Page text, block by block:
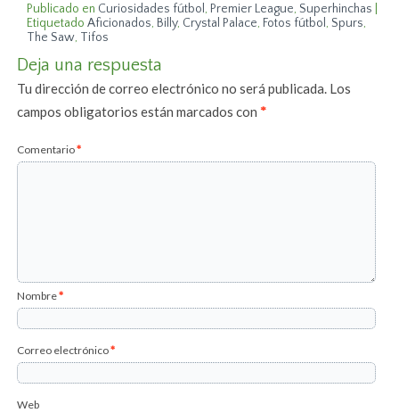
Publicado en Curiosidades fútbol , Premier League, Superhinchas
Etiquetado Aficionados, Billy, Crystal Palace, Fotos fútbol , Spurs,
The Saw, Tifos
Deja una respuesta
Tu dirección de correo electrónico no será publicada. Los
campos obligatorios están marcados con*
Comentario*
Nombre*
Correo electrónico*
Web